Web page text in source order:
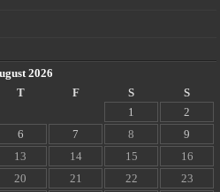
2026
T F S
S
1
2
6 7 8
9
13 14 15
16
20 21 22
23